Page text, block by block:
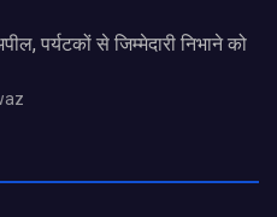
पर्यटकों से जिम्मेदारी निभाने को